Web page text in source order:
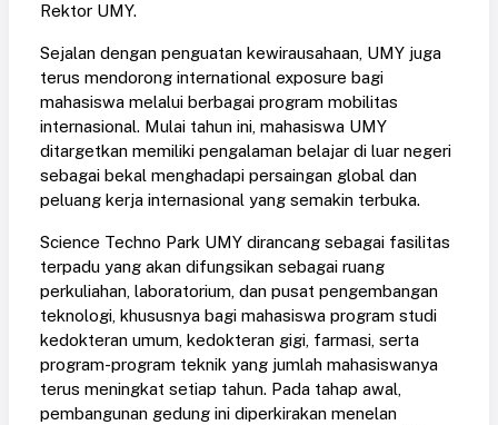
Rektor UMY.
Sejalan dengan penguatan kewirausahaan, UMY juga
terus mendorong international exposure bagi
mahasiswa melalui berbagai program mobilitas
internasional. Mulai tahun ini, mahasiswa UMY
ditargetkan memiliki pengalaman belajar di luar negeri
sebagai bekal menghadapi persaingan global dan
peluang kerja internasional yang semakin terbuka.
Science Techno Park UMY dirancang sebagai fasilitas
terpadu yang akan difungsikan sebagai ruang
perkuliahan, laboratorium, dan pusat pengembangan
teknologi, khususnya bagi mahasiswa program studi
kedokteran umum, kedokteran gigi, farmasi, serta
program-program teknik yang jumlah mahasiswanya
terus meningkat setiap tahun. Pada tahap awal,
pembangunan gedung ini diperkirakan menelan